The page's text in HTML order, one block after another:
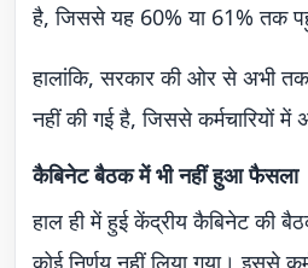
है, जिससे यह 60% या 61% तक
हालांकि, सरकार की ओर से अभी
नहीं की गई है, जिससे कर्मचारियों
कैबिनेट बैठक में भी नहीं हुआ फैसला
हाल ही में हुई केंद्रीय कैबिनेट की
कोई निर्णय नहीं लिया गया। इससे